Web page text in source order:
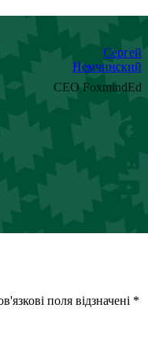
Сергей
Немчинский
CEO FoxmindEd
поля відзначені *